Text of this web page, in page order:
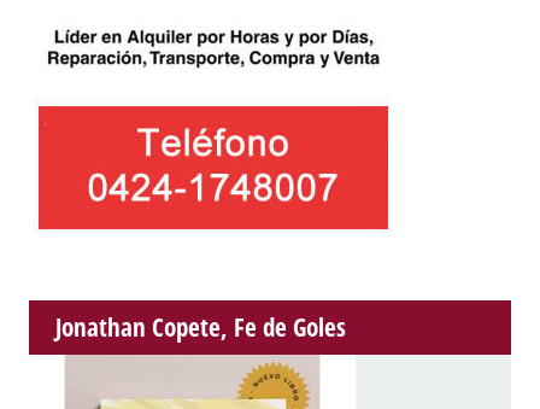
Jonathan Copete, Fe de Goles